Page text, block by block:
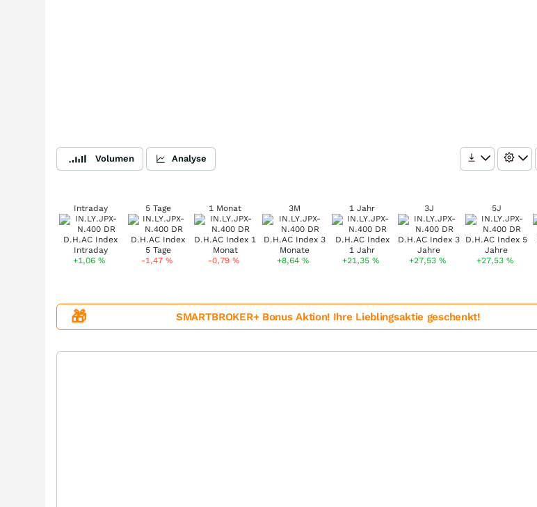
Volumen Analyse
Intraday
+1,06%
5 Tage
-1,47 %
1 Monat
-0,79%
3M
+8,64%
1 Jahr
+21,35%
3J
+27,53%
5J
+27,53%
🎁 SMARTBROKER+ Bonus Aktion! Ihre Lieblingsaktie geschenkt!